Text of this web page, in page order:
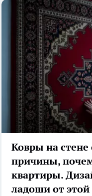
Ковры на стене
причины,
квартиры.
ладоши от